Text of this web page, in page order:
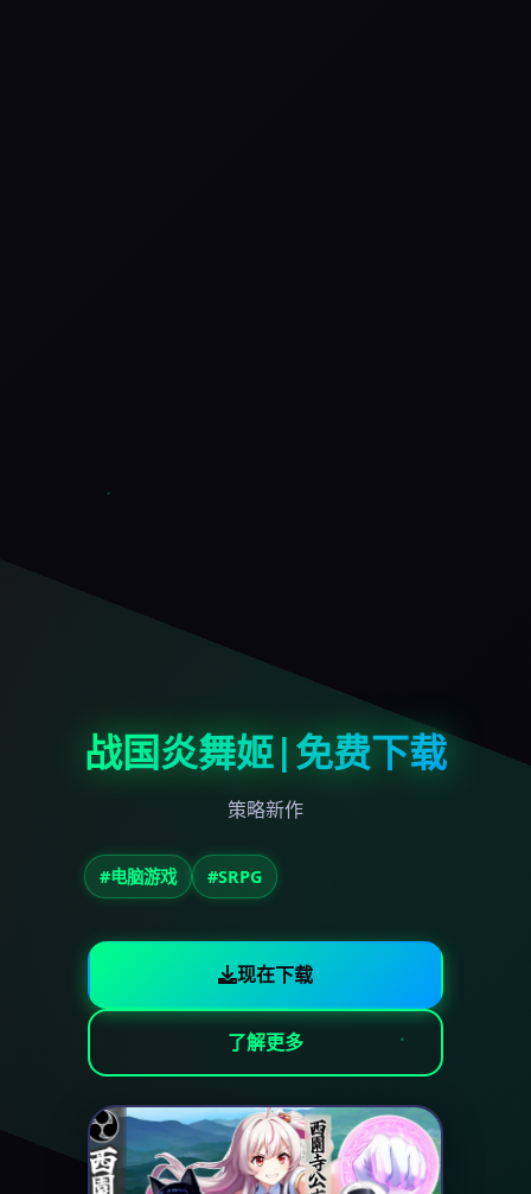
战国炎舞姬|免费下载
策略新作
#电脑游戏 #SRPG
现在下载
了解更多